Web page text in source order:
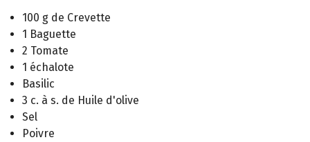
100 g de Crevette
1 Baguette
2 Tomate
1 échalote
Basilic
3 c. à s. de Huile d'olive
Sel
Poivre